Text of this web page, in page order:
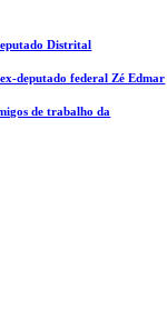
Distrital
deputado federal Zé Edmar
de trabalho da